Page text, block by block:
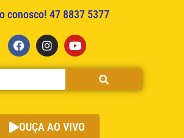
conosco! 47 8837 5377
OUÇA AO VIVO